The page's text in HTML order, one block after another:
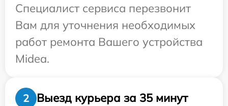
Специалист сервиса перезвонит
Вам для уточнения необходимых
работ ремонта Вашего устройства
Midea.
2
Выезд курьера за 35 минут